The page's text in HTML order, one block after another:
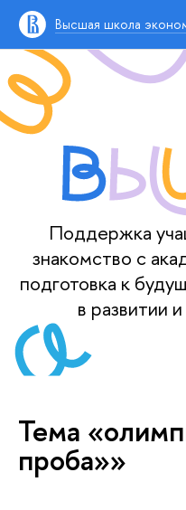
Высшая школа
Поддержка
знакомство с
подготовка к
в развитии
Тема
проба»»